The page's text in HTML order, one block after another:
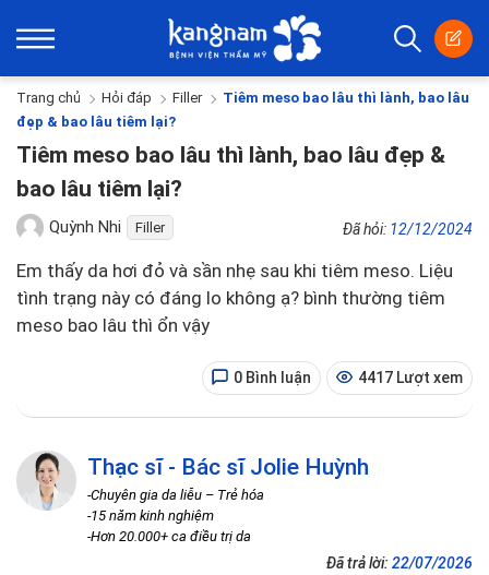
Trang chủ Hỏi đáp Filler
Tiêm meso bao lâu thì lành, bao lâu
đẹp & bao lâu tiêm lại?
Tiêm meso bao lâu thì lành, bao lâu đẹp &
bao lâu tiêm lại?
Quỳnh Nhi Filler Đã hỏi: 12/12/2024
Em thấy da hơi đỏ và sần nhẹ sau khi tiêm meso. Liệu
tình trạng này có đáng lo không ạ? bình thường tiêm
meso bao lâu thì ổn vậy
0 Bình luận 4417 Lượt xem
Thạc sĩ - Bác sĩ Jolie Huỳnh
-Chuyên gia da liễu – Trẻ hóa
-15 năm kinh nghiệm
-Hơn 20.000+ ca điều trị da
Đã trả lời: 22/07/2026